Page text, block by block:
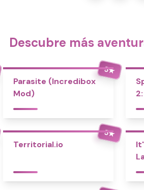
Descubre más
5★
Parasite (Incredibox
Mod)
5★
Territorial.io